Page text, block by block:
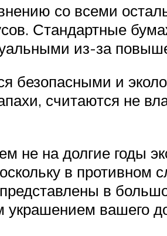
со всеми
Стандартные
из-за
безопасными и
считаются не
на долгие годы
в противном
в
украшением вашего